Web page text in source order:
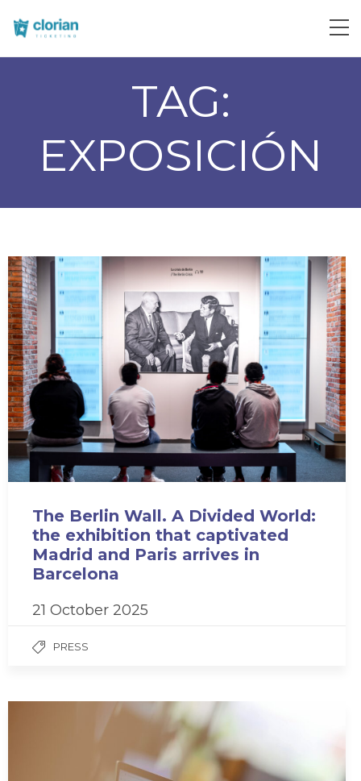
TAG:
EXPOSICIÓN
The Berlin Wall. A Divided World:
the exhibition that captivated
Madrid and Paris arrives in
Barcelona
21 October 2025
PRESS